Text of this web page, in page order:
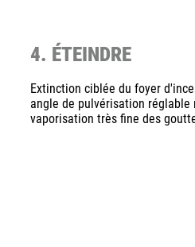
4. ÉTEINDRE
Extinction ciblée du foyer
angle de pulvérisation
vaporisation très fine des